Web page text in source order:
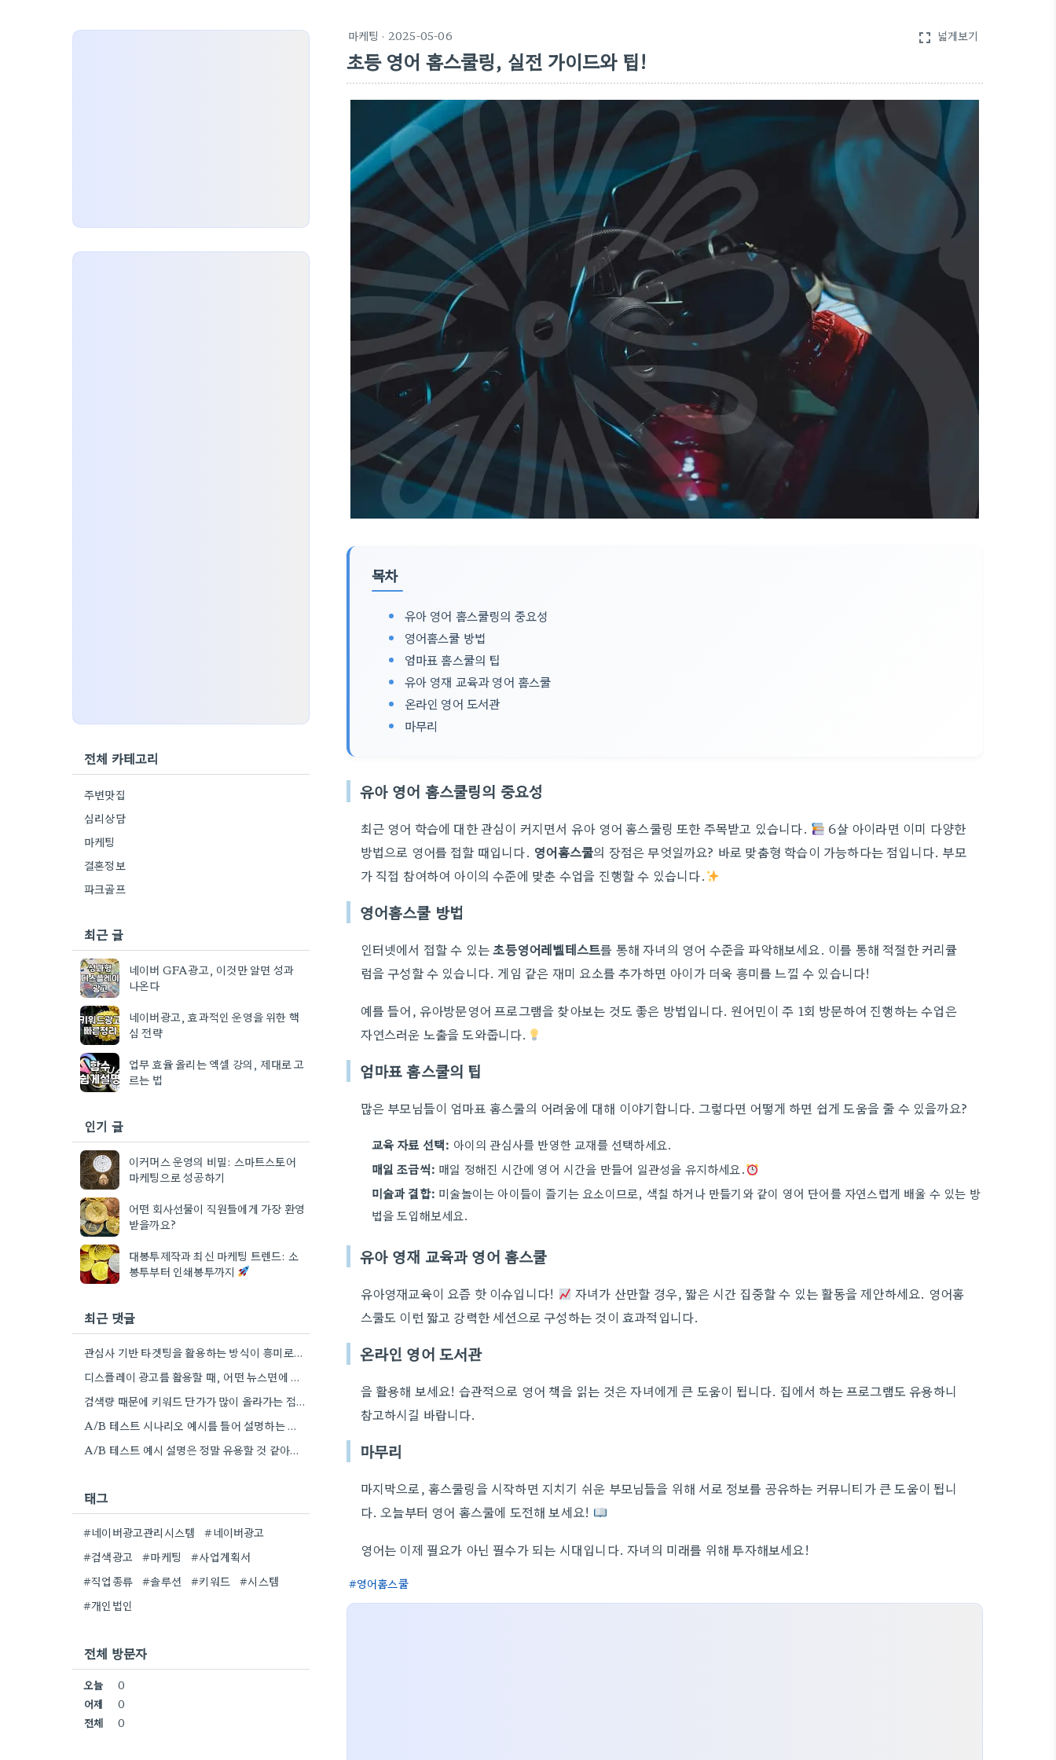
마케팅 · 2025-05-06 fullscreen 넓게보기
초등 영어 홈스쿨링, 실전 가이드와 팁!
목차
유아 영어 홈스쿨링의 중요성
영어홈스쿨 방법
엄마표 홈스쿨의 팁
유아 영재 교육과 영어 홈스쿨
온라인 영어 도서관
마무리
유아 영어 홈스쿨링의 중요성
최근 영어 학습에 대한 관심이 커지면서 유아 영어 홈스쿨링 또한 주목받고 있습니다.
6살 아이라면 이미 다양한
방법으로 영어를 접할 때입니다. 영어홈스쿨의 장점은 무엇일까요? 바로 맞춤형 학습이 가능하다는 점입니다. 부모
가 직접 참여하여 아이의 수준에 맞춘 수업을 진행할 수 있습니다.
영어홈스쿨 방법
인터넷에서 접할 수 있는초등영어레벨테스트를 통해 자녀의 영어 수준을 파악해보세요. 이를 통해 적절한 커리큘
럼을 구성할 수 있습니다. 게임 같은 재미 요소를 추가하면 아이가 더욱 흥미를 느낄 수 있습니다!
예를 들어, 유아방문영어 프로그램을 찾아보는 것도 좋은 방법입니다. 원어민이 주 1회 방문하여 진행하는 수업은
자연스러운 노출을 도와줍니다.
엄마표 홈스쿨의 팁
많은 부모님들이 엄마표 홈스쿨의 어려움에 대해 이야기합니다. 그렇다면 어떻게 하면 쉽게 도움을 줄 수 있을까요?
교육 자료 선택: 아이의 관심사를 반영한 교재를 선택하세요.
매일 조금씩: 매일 정해진 시간에 영어 시간을 만들어 일관성을 유지하세요.
미술과 결합: 미술놀이는 아이들이 즐기는 요소이므로, 색칠 하거나 만들기와 같이 영어 단어를 자연스럽게 배울 수 있는 방
법을 도입해보세요.
유아 영재 교육과 영어 홈스쿨
유아영재교육이 요즘 핫 이슈입니다!
자녀가 산만할 경우, 짧은 시간 집중할 수 있는 활동을 제안하세요. 영어홈
스쿨도 이런 짧고 강력한 세션으로 구성하는 것이 효과적입니다.
온라인 영어 도서관
을 활용해 보세요! 습관적으로 영어 책을 읽는 것은 자녀에게 큰 도움이 됩니다. 집에서 하는 프로그램도 유용하니
참고하시길 바랍니다.
마무리
마지막으로, 홈스쿨링을 시작하면 지치기 쉬운 부모님들을 위해 서로 정보를 공유하는 커뮤니티가 큰 도움이 됩니
다. 오늘부터 영어 홈스쿨에 도전해 보세요!
영어는 이제 필요가 아닌 필수가 되는 시대입니다. 자녀의 미래를 위해 투자해보세요!
영어홈스쿨
전체 카테고리
주변맛집
심리상담
마케팅
결혼정보
파크골프
최근 글
네이버 GFA광고, 이것만 알면 성과
나온다
네이버광고, 효과적인 운영을 위한 핵
심 전략
업무 효율 올리는 엑셀 강의, 제대로 고
르는 법
인기 글
이커머스 운영의 비밀: 스마트스토어
마케팅으로 성공하기
어떤 회사선물이 직원들에게 가장 환영
받을까요?
대봉투제작과 최신 마케팅 트렌드: 소
봉투부터 인쇄봉투까지
최근 댓글
관심사 기반 타겟팅을 활용하는 방식이 흥미로웠네요. 특히 니치 마켓에서는 더욱 효과적일 것 같아요.
디스플레이 광고를 활용할 때, 어떤 뉴스면에 배너를 노출하느냐에 따라 광고 효과가 크게 달라질 것 같아요.…
검색량 때문에 키워드 단가가 많이 올라가는 점이 걱정되네요. 특히 경쟁이 심한 분야라면 더욱 그렇죠.
A/B 테스트 시나리오 예시를 들어 설명하는 부분, 정말 공감됩니다. 제가 엑셀 활용 강의를 찾아볼 때도…
A/B 테스트 예시 설명은 정말 유용할 것 같아요. 제가 데이터 기반으로 캠페인 전략을 짜는 게…
태그
#네이버광고관리시스템
#네이버광고
#검색광고
#마케팅
#사업계획서
#직업종류
#솔루션 #키워드
#시스템
#개인법인
전체 방문자
오늘
0
어제
0
전체
0